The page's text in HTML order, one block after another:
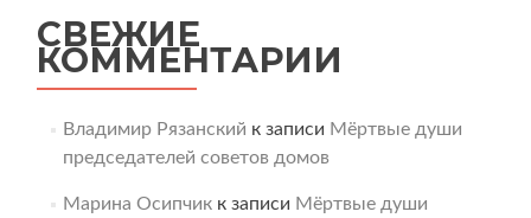
СВЕЖИЕ
КОММЕНТАРИИ
Владимир Рязанский к записи Мёртвые души
председателей советов домов
Марина Осипчикк записи Мёртвые души